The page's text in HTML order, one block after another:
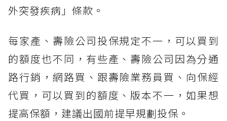
外突發疾病」條款。
每家產、壽險公司投保規定不一，可以買到
的額度也不同，有些產、壽險公司因為分通
路行銷，網路買、跟壽險業務員買、向保經
代買，可以買到的額度、版本不一，如果想
提高保額，建議出國前提早規劃投保。